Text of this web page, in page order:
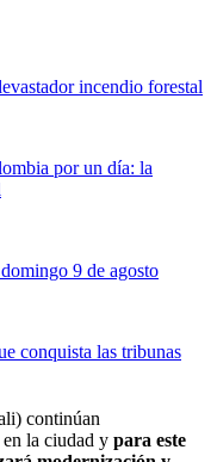
incendio forestal
por un día: la
9 de agosto
conquista las tribunas
continúan
la ciudad y para este